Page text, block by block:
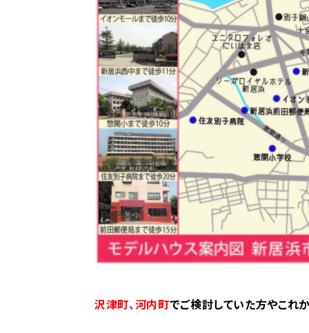
沢津町、河内町でご検討していた方やこれ